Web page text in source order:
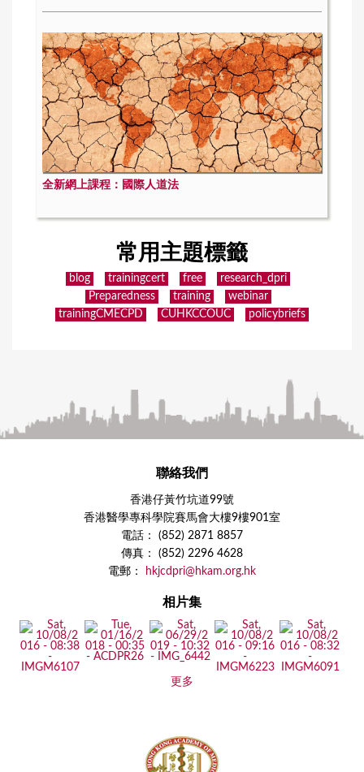
全新網上課程：國際人道法
常用主題標籤
blog trainingcert free
research_dpri
Preparedness
training
webinar
trainingCMECPD
CUHKCCOUC policybriefs
聯絡我們
香港仔黃竹坑道99號
香港醫學專科學院賽馬會大樓9樓901室
電話： (852) 2871 8857
傳真： (852) 2296 4628
電郵：
hkjcdpri@hkam.org.hk
相片集
更多